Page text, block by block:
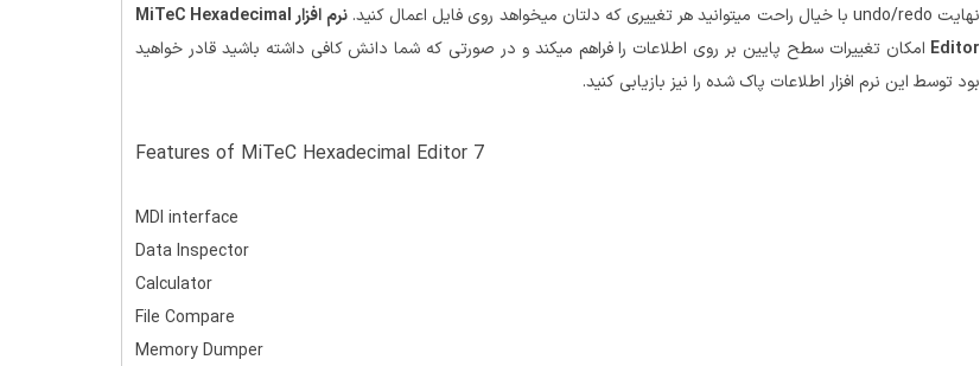
نهایت undo/redo با خیال راحت میتوانید هر تغییری که دلتان میخواهد روی فایل اعمال کنید.
نرم افزار MiTeC Hexadecimal
Editor امکان تغییرات سطح پایین بر روی اطلاعات را فراهم میکند و در صورتی که شما دانش کافی داشته باشید قادر خواهید
بود توسط این نرم افزار اطلاعات پاک شده را نیز بازیابی کنید.
Features of MiTeC Hexadecimal Editor 7
MDI interface
Data Inspector
Calculator
File Compare
Memory Dumper